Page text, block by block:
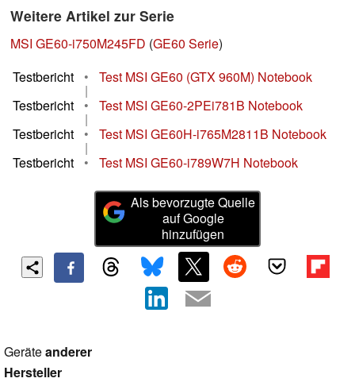
Weitere Artikel zur Serie
MSI GE60-i750M245FD (GE60 Serie)
Testbericht
• Test MSI GE60 (GTX 960M) Notebook
|
Testbericht
• Test MSI GE60-2PEi781B Notebook
|
Testbericht
• Test MSI GE60H-i765M2811B Notebook
|
Testbericht
• Test MSI GE60-i789W7H Notebook
Als bevorzugte Quelle
auf Google
hinzufügen
Geräteanderer
Hersteller